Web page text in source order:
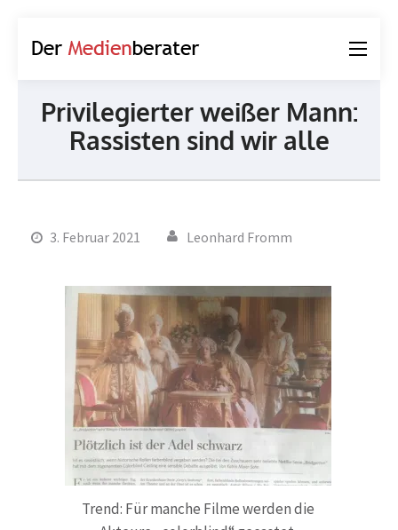
Privilegierter weißer Mann:
Rassisten sind wir alle
3. Februar 2021 Leonhard Fromm
Trend: Für manche Filme werden die